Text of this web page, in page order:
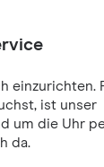
einzurichten.
ist unser
um die Uhr
da.